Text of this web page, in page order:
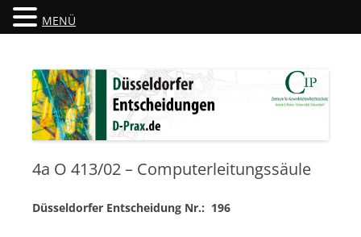
Düsseldorfer Entscheidungen
4a O 413/02 – Computerleitungssäule
Düsseldorfer Entscheidung Nr.: 196
MENÜ